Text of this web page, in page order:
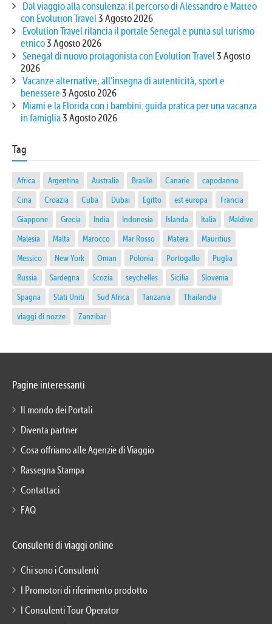
Dal viaggio alla consulenza: il percorso di Alessandro e Matteo
con Evolution Travel3 Agosto 2026
Evolution Travel rilancia il portale Senegal e punta sul turismo
etnico3 Agosto 2026
Senegal di nuovo protagonista con Evolution Travel3 Agosto
2026
Vacanze alternative, all’insegna di autenticità, sport e
benessere 3 Agosto 2026
Miami e la Florida con i bambini: guida pratica per una vacanza
in famiglia3 Agosto 2026
Tag
Africa Argentina Australia Brasile Canarie
capodanno
Cina
Croazia Cuba Dubai Egitto est europa
Francia
Giappone
Grecia India Indonesia Islanda Italia
Maldive
Malesia
Malta Marocco Mar Rosso Matera
Mauritius
Messico
New York Oman Polonia Portogallo
Puglia
Russia
Sardegna Scozia seychelles Sicilia
Slovenia
Spagna
Stati Uniti Sud Africa Tanzania
Thailandia
viaggi di nozze
Zanzibar
Pagine interessanti
Il mondo dei Portali
Diventa partner
Cosa offriamo alle Agenzie di Viaggio
Rassegna Stampa
Contattaci
FAQ
Consulenti di viaggi online
Chi sono i Consulenti
I Promotori di riferimento prodotto
I Consulenti Tour Operator